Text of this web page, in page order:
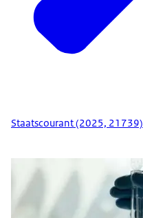
Staatscourant (2025, 21739)